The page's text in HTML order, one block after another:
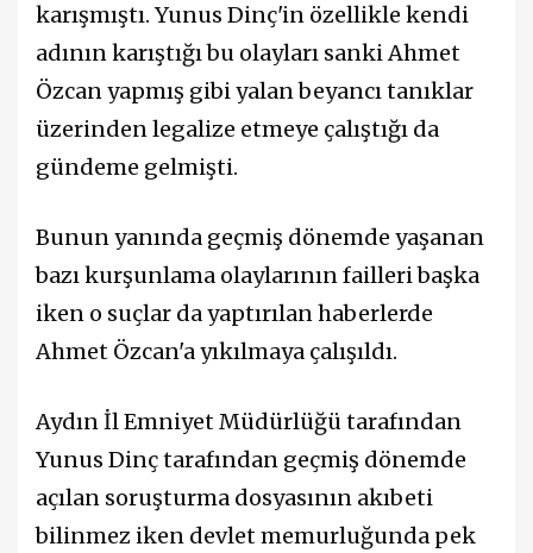
karışmıştı. Yunus Dinç'in özellikle kendi
adının karıştığı bu olayları sanki Ahmet
Özcan yapmış gibi yalan beyancı tanıklar
üzerinden legalize etmeye çalıştığı da
gündeme gelmişti.
Bunun yanında geçmiş dönemde yaşanan
bazı kurşunlama olaylarının failleri başka
iken o suçlar da yaptırılan haberlerde
Ahmet Özcan'a yıkılmaya çalışıldı.
Aydın İl Emniyet Müdürlüğü tarafından
Yunus Dinç tarafından geçmiş dönemde
açılan soruşturma dosyasının akıbeti
bilinmez iken devlet memurluğunda pek